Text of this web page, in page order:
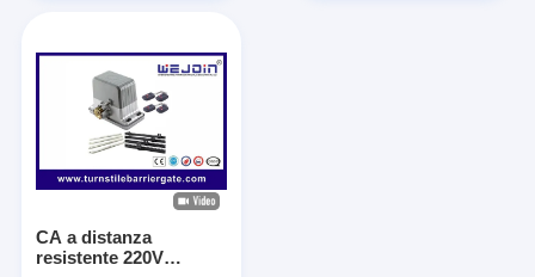
Portone della barriera della Non primavera
Portone del cancello girevole del controllo di accesso
Lembo Barriera Gate
Altalena Alzabarriera
CA a distanza
resistente 220V